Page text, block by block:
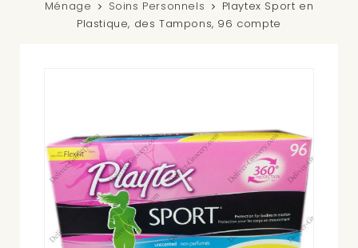
Ménage Soins Personnels
Playtex Sport en
Plastique, des Tampons, 96 compte